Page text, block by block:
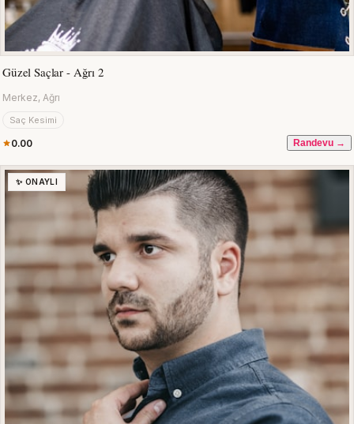
Güzel Saçlar - Ağrı 2
Merkez, Ağrı
Saç Kesimi
0.00 Randevu →
✨ ONAYLI